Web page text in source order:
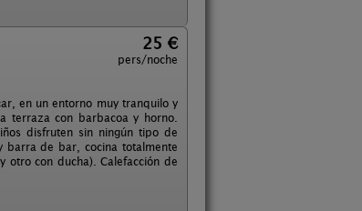
25 €
pers/noche
en un entorno muy tranquilo y
terraza con barbacoa y horno.
disfruten sin ningún tipo de
barra de bar, cocina totalmente
con ducha). Calefacción de